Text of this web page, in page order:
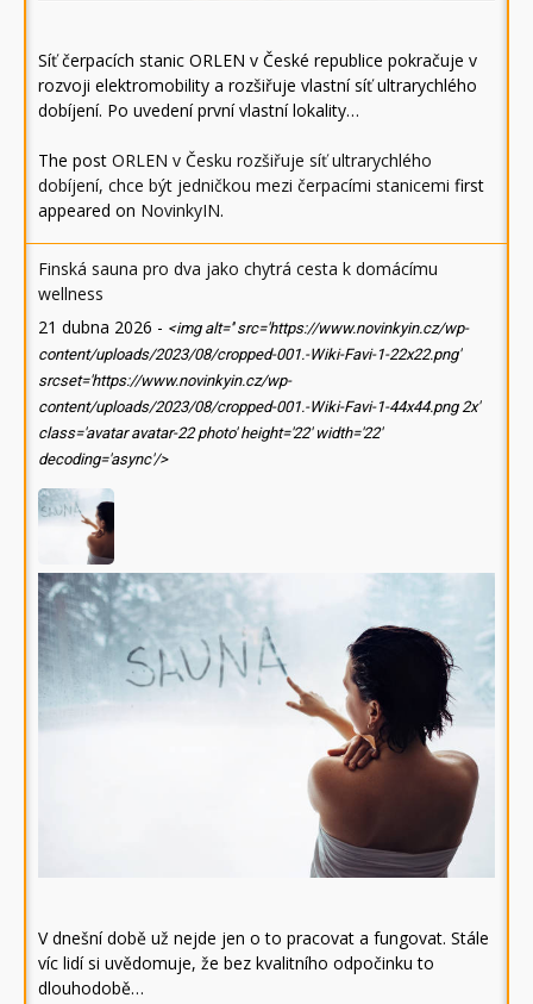
Síť čerpacích stanic ORLEN v České republice pokračuje v
rozvoji elektromobility a rozšiřuje vlastní síť ultrarychlého
dobíjení. Po uvedení první vlastní lokality…
The post ORLEN v Česku rozšiřuje síť ultrarychlého
dobíjení, chce být jedničkou mezi čerpacími stanicemi first
appeared on NovinkyIN.
Finská sauna pro dva jako chytrá cesta k domácímu
wellness
21 dubna 2026 - <img alt='' src='https://www.novinkyin.cz/wp-
content/uploads/2023/08/cropped-001.-Wiki-Favi-1-22x22.png'
srcset='https://www.novinkyin.cz/wp-
content/uploads/2023/08/cropped-001.-Wiki-Favi-1-44x44.png 2x'
class='avatar avatar-22 photo' height='22' width='22'
decoding='async'/>
V dnešní době už nejde jen o to pracovat a fungovat. Stále
víc lidí si uvědomuje, že bez kvalitního odpočinku to
dlouhodobě…